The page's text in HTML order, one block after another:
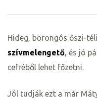
Hideg, borongós őszi-
szívmelengető, és jó
cefréből lehet főzetni.
Jól tudják ezt a már